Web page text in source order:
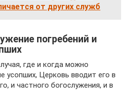
от других служб
погребений и
где и когда можно
усопших, Церковь вводит его в
и частного богослужения, и в